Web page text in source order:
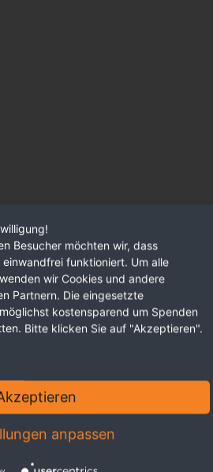
Besucher möchten wir, dass
funktioniert. Um alle
wir Cookies und andere
Partnern. Die eingesetzte
kostensparend um Spenden
Bitte klicken Sie auf "Akzeptieren".
anpassen